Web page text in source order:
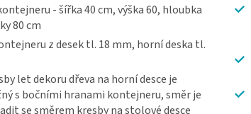
- šířka 40 cm, výška 60, hloubka
80 cm
z desek tl. 18 mm, horní deska tl.
let dekoru dřeva na horní desce je
s bočními hranami kontejneru, směr je
se směrem kresby na stolové desce